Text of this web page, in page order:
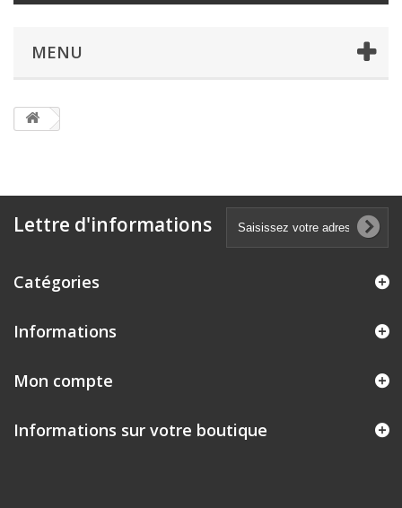
MENU
Lettre d'informations
Catégories
Informations
Mon compte
Informations sur votre boutique